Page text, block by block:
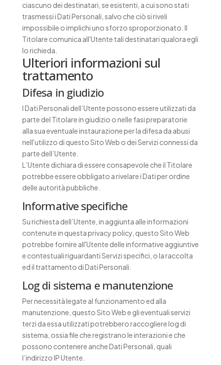
ciascuno dei destinatari, se esistenti, a cui sono stati
trasmessi i Dati Personali, salvo che ciò si riveli
impossibile o implichi uno sforzo sproporzionato. Il
Titolare comunica all'Utente tali destinatari qualora egli
lo richieda.
Ulteriori informazioni sul
trattamento
Difesa in giudizio
I Dati Personali dell’Utente possono essere utilizzati da
parte del Titolare in giudizio o nelle fasi preparatorie
alla sua eventuale instaurazione per la difesa da abusi
nell'utilizzo di questo Sito Web o dei Servizi connessi da
parte dell’Utente.
L’Utente dichiara di essere consapevole che il Titolare
potrebbe essere obbligato a rivelare i Dati per ordine
delle autorità pubbliche.
Informative specifiche
Su richiesta dell’Utente, in aggiunta alle informazioni
contenute in questa privacy policy, questo Sito Web
potrebbe fornire all'Utente delle informative aggiuntive
e contestuali riguardanti Servizi specifici, o la raccolta
ed il trattamento di Dati Personali.
Log di sistema e manutenzione
Per necessità legate al funzionamento ed alla
manutenzione, questo Sito Web e gli eventuali servizi
terzi da essa utilizzati potrebbero raccogliere log di
sistema, ossia file che registrano le interazioni e che
possono contenere anche Dati Personali, quali
l’indirizzo IP Utente.